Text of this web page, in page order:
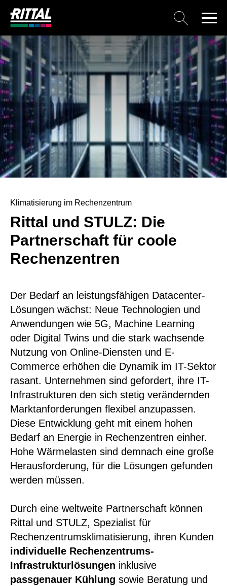
Klimatisierung im Rechenzentrum
Rittal und STULZ: Die
Partnerschaft für coole
Rechenzentren
Der Bedarf an leistungsfähigen Datacenter-
Lösungen wächst: Neue Technologien und
Anwendungen wie 5G, Machine Learning
oder Digital Twins und die stark wachsende
Nutzung von Online-Diensten und E-
Commerce erhöhen die Dynamik im IT-Sektor
rasant. Unternehmen sind gefordert, ihre IT-
Infrastrukturen den sich stetig verändernden
Marktanforderungen flexibel anzupassen.
Diese Entwicklung geht mit einem hohen
Bedarf an Energie in Rechenzentren einher.
Hohe Wärmelasten sind demnach eine große
Herausforderung, für die Lösungen gefunden
werden müssen.
Durch eine weltweite Partnerschaft können
Rittal und STULZ, Spezialist für
Rechenzentrumsklimatisierung, ihren Kunden
individuelle Rechenzentrums-
Infrastrukturlösungen inklusive
passgenauer Kühlung sowie Beratung und